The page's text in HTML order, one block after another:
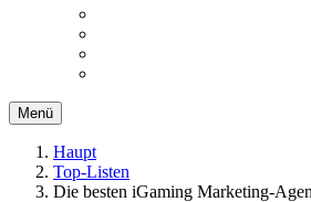
Menü
Haupt
Top-Listen
Die besten iGaming Marketing-